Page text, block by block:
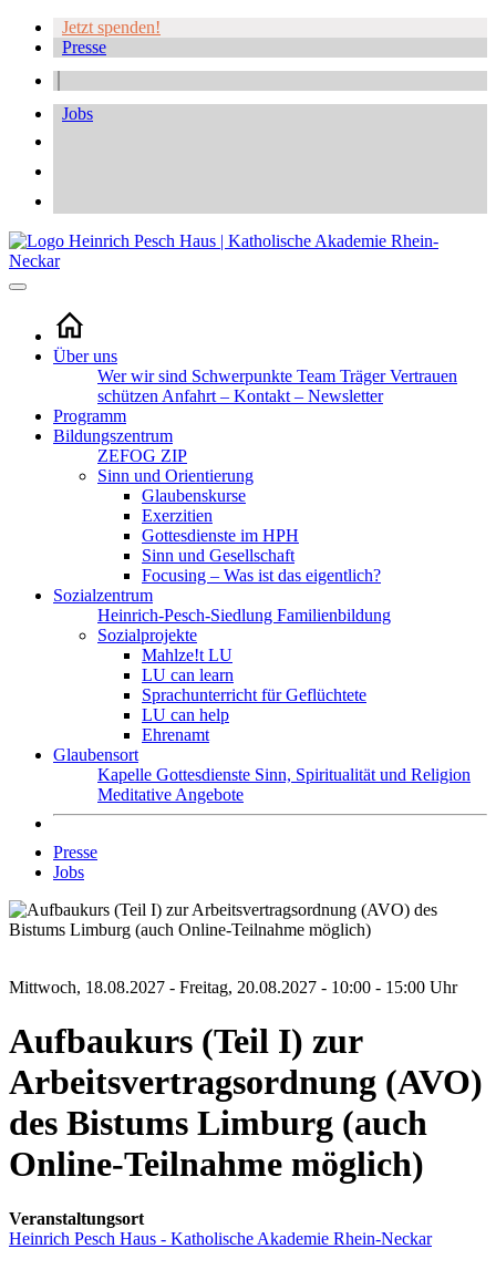
Jetzt spenden!
Presse
Jobs
Über uns
Wer wir sind Schwerpunkte Team TrägerVertrauen
schützen Anfahrt – Kontakt – Newsletter
Programm
Bildungszentrum
ZEFOG ZIP
Sinn und Orientierung
Glaubenskurse
Exerzitien
Gottesdienste im HPH
Sinn und Gesellschaft
Focusing – Was ist das eigentlich?
Sozialzentrum
Heinrich-Pesch-Siedlung Familienbildung
Sozialprojekte
Mahlze!t LU
LU can learn
Sprachunterricht für Geflüchtete
LU can help
Ehrenamt
Glaubensort
Kapelle Gottesdienste Sinn, Spiritualität und Religion
Meditative Angebote
Presse
Jobs
Mittwoch, 18.08.2027 - Freitag, 20.08.2027 - 10:00 - 15:00 Uhr
Aufbaukurs (Teil I) zur
Arbeitsvertragsordnung (AVO)
des Bistums Limburg (auch
Online-Teilnahme möglich)
Veranstaltungsort
Heinrich Pesch Haus - Katholische Akademie Rhein-Neckar